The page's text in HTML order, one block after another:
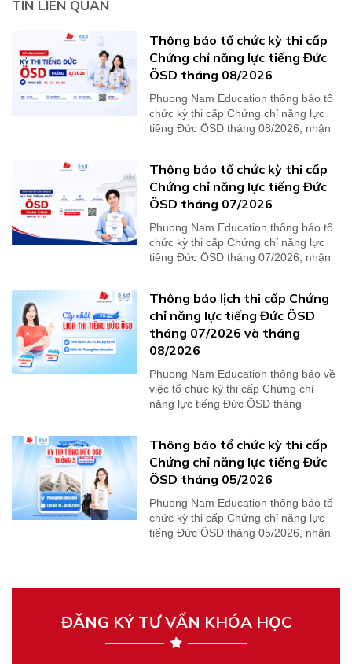
TIN LIÊN QUAN
Thông báo tổ chức kỳ thi cấp
Chứng chỉ năng lực tiếng Đức
ÖSD tháng 08/2026
Phuong Nam Education thông báo tổ
chức kỳ thi cấp Chứng chỉ năng lực
tiếng Đức ÖSD tháng 08/2026, nhận
Thông báo tổ chức kỳ thi cấp
Chứng chỉ năng lực tiếng Đức
ÖSD tháng 07/2026
Phuong Nam Education thông báo tổ
chức kỳ thi cấp Chứng chỉ năng lực
tiếng Đức ÖSD tháng 07/2026, nhận
Thông báo lịch thi cấp Chứng
chỉ năng lực tiếng Đức ÖSD
tháng 07/2026 và tháng
08/2026
Phuong Nam Education thông báo về
việc tổ chức kỳ thi cấp Chứng chỉ
năng lực tiếng Đức ÖSD tháng
Thông báo tổ chức kỳ thi cấp
Chứng chỉ năng lực tiếng Đức
ÖSD tháng 05/2026
Phuong Nam Education thông báo tổ
chức kỳ thi cấp Chứng chỉ năng lực
tiếng Đức ÖSD tháng 05/2026, nhận
ĐĂNG KÝ TƯ VẤN KHÓA HỌC